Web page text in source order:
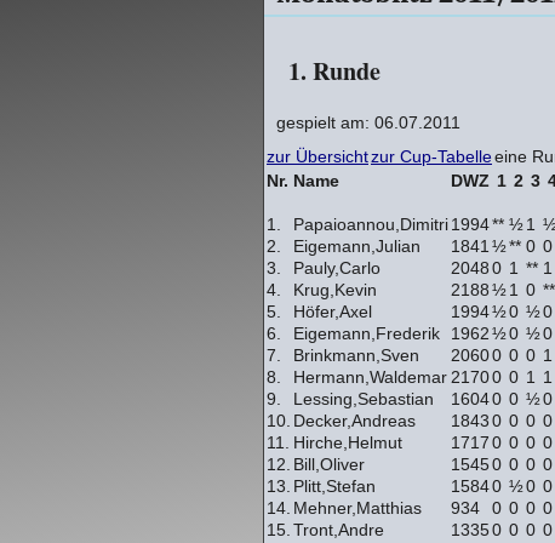
1. Runde
gespielt am: 06.07.2011
zur Übersichtzur Cup-Tabelleeine
Nr. Name DWZ 1 2 3
1. Papaioannou,Dimitri1994** ½1
2.
Eigemann,Julian 1841 ½** 0 0
3.
Pauly,Carlo 20480 1 ** 1
4.
Krug,Kevin 2188½1 0 **
5.
Höfer,Axel 1994½0 ½0
6.
Eigemann,Frederik 1962½0 ½0
7.
Brinkmann,Sven 20600 0 0 1
8.
Hermann,Waldemar 21700 0 1 1
9.
Lessing,Sebastian 16040 0 ½0
10. Decker,Andreas 18430 0 0 0
11.
Hirche,Helmut 17170 0 0 0
12. Bill,Oliver 15450 0 0 0
13. Plitt,Stefan 15840 ½0 0
14. Mehner,Matthias 934 0 0 0 0
15. Tront,Andre 13350 0 0 0